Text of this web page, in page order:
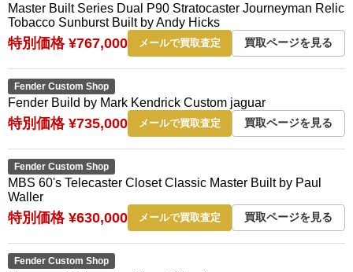
Master Built Series Dual P90 Stratocaster Journeyman Relic
Tobacco Sunburst Built by Andy Hicks
特別価格 ¥767,000 メールで買取査定 買取ページを見る
Fender Custom Shop
Fender Build by Mark Kendrick Custom jaguar
特別価格 ¥735,000 メールで買取査定 買取ページを見る
Fender Custom Shop
MBS 60's Telecaster Closet Classic Master Built by Paul
Waller
特別価格 ¥630,000 メールで買取査定 買取ページを見る
Fender Custom Shop